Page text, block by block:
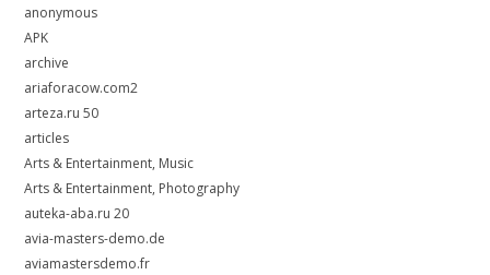
anonymous
APK
archive
ariaforacow.com2
arteza.ru 50
articles
Arts & Entertainment, Music
Arts & Entertainment, Photography
auteka-aba.ru 20
avia-masters-demo.de
aviamastersdemo.fr